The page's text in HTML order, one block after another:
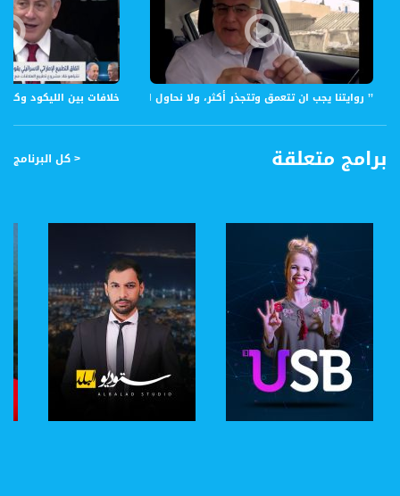
خلافات بين الليكود
’’ روايتنا يجب ان تتعمق وتتجذر أكثر، ولا نحاول ان ننفي ’’ - د. جوني منصور- ج2 -ع طريقك ٢- مساواة
برامج متعلقة < كل البرنامج